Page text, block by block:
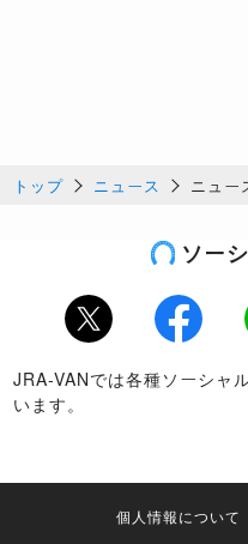
トップ ニュース ニュー
ソー
Twitter Facebook
JRA-VANでは各種ソーシャ
います。
個人情報について